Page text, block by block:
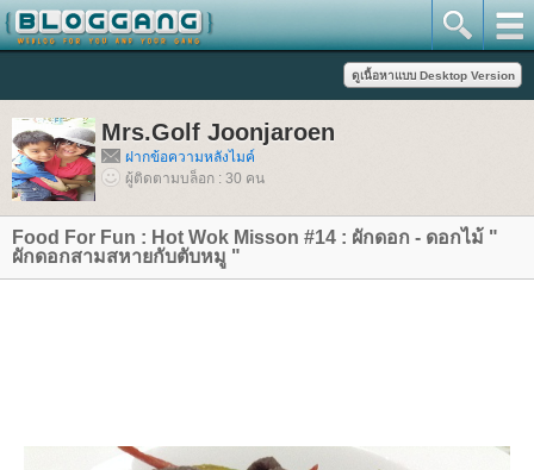
Mrs.Golf Joonjaroen
ฝากข้อความหลังไมค์
ผู้ติดตามบล็อก : 30 คน
Food For Fun : Hot Wok Misson #14 : ผักดอก - ดอกไม้ "
ผักดอกสามสหายกับตับหมู "